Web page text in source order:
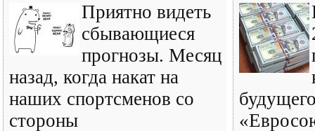
Приятно видеть
сбывающиеся
прогнозы. Месяц
назад, когда накат на
наших спортсменов со
стороны